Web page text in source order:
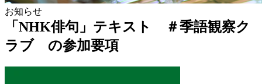
お知らせ
「NHK俳句」テキスト ＃季語観察ク
ラブ の参加要項